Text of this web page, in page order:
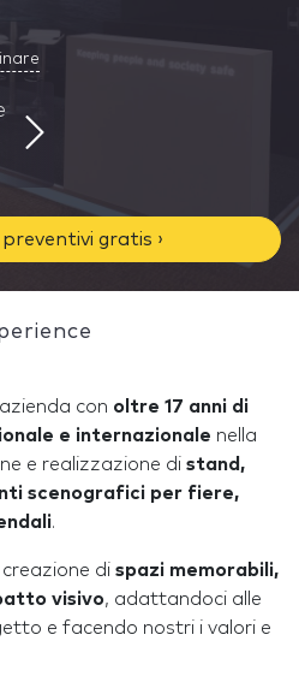
gratis ›
con oltre 17 anni di
e internazionale nella
e realizzazione di stand,
scenografici per fiere,
.
di spazi memorabili,
visivo, adattandoci alle
e facendo nostri i valori e